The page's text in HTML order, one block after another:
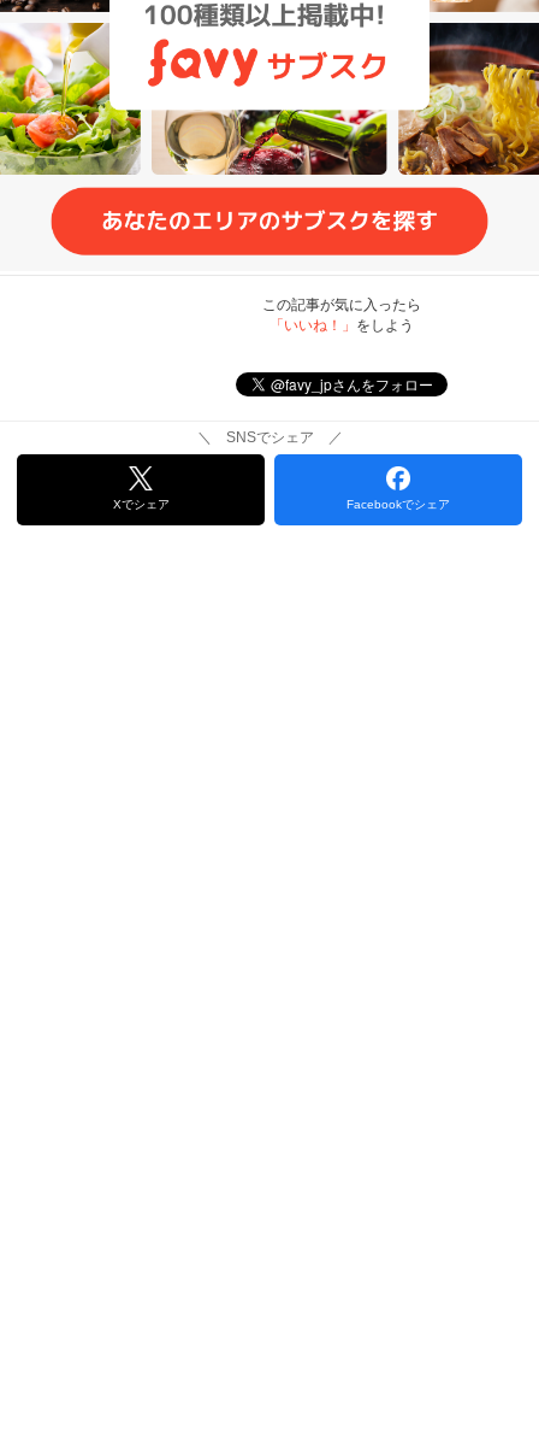
この記事が気に入ったら
「いいね！」 をしよう
＼ SNSでシェア ／
Xでシェア Facebookでシェア